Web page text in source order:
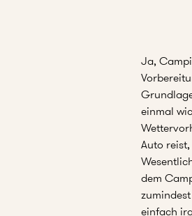
Ja,
einmal
Auto
dem
einfach